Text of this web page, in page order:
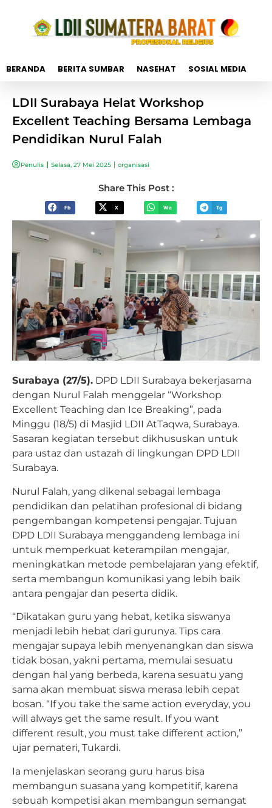
BERANDA BERITA SUMBAR NASEHAT SOSIAL MEDIA
LDII Surabaya Helat Workshop
Excellent Teaching Bersama Lembaga
Pendidikan Nurul Falah
Penulis Selasa, 27 Mei 2025 organisasi
Share This Post :
Fb X Wa Tg
Surabaya (27/5). DPD LDII Surabaya bekerjasama
dengan Nurul Falah menggelar “Workshop
Excellent Teaching dan Ice Breaking”, pada
Minggu (18/5) di Masjid LDII AtTaqwa, Surabaya.
Sasaran kegiatan tersebut dikhususkan untuk
para ustaz dan ustazah di lingkungan DPD LDII
Surabaya.
Nurul Falah, yang dikenal sebagai lembaga
pendidikan dan pelatihan profesional di bidang
pengembangan kompetensi pengajar. Tujuan
DPD LDII Surabaya menggandeng lembaga ini
untuk memperkuat keterampilan mengajar,
meningkatkan metode pembelajaran yang efektif,
serta membangun komunikasi yang lebih baik
antara pengajar dan peserta didik.
“Dikatakan guru yang hebat, ketika siswanya
menjadi lebih hebat dari gurunya. Tips cara
mengajar supaya lebih menyenangkan dan siswa
tidak bosan, yakni pertama, memulai sesuatu
dengan hal yang berbeda, karena sesuatu yang
sama akan membuat siswa merasa lebih cepat
bosan. “If you take the same action everyday, you
will always get the same result. If you want
different result, you must take different action,”
ujar pemateri, Tukardi.
Ia menjelaskan seorang guru harus bisa
membangun suasana yang kompetitif, karena
sebuah kompetisi akan membangun semangat